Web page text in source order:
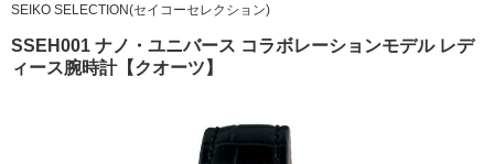
SEIKO SELECTION(セイコーセレクション)
SSEH001 ナノ・ユニバース コラボレーションモデル レデ
ィース腕時計【クオーツ】